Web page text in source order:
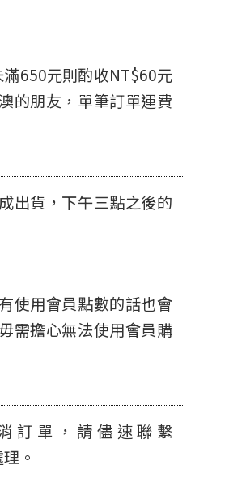
650元則酌收NT$60元
的朋友，單筆訂單運費
出貨，下午三點之後的
使用會員點數的話也會
需擔心無法使用會員購
訂單，請儘速聯繫
。